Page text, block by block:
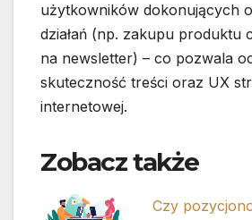
użytkowników dokonujących
działań (np. zakupu produktu
na newsletter) – co pozwala
skuteczność treści oraz UX
internetowej.
Zobacz także
Czy